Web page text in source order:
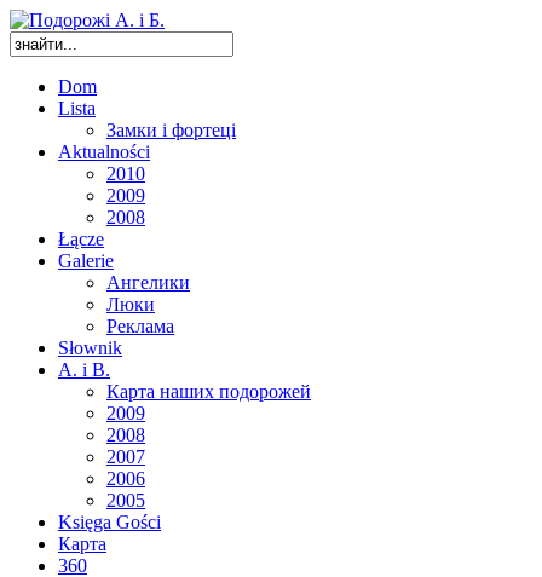
Dom
Lista
Замки і фортеці
Aktualności
2010
2009
2008
Łącze
Galerie
Ангелики
Люки
Реклама
Słownik
A. i B.
Карта наших подорожей
2009
2008
2007
2006
2005
Księga Gości
Карта
360